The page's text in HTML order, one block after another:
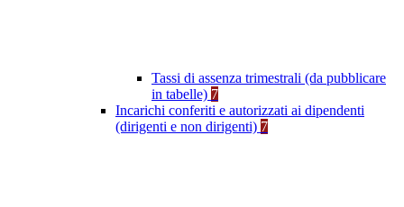
Tassi di assenza trimestrali (da pubblicare
in tabelle) 7
Incarichi conferiti e autorizzati ai dipendenti
(dirigenti e non dirigenti) 7